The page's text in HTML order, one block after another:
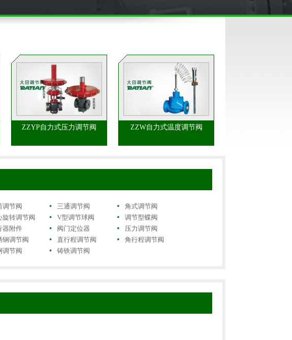
ZZYP自力式压力调节阀 ZZW自力式温度调节阀
调节阀 三通调节阀
角式调节阀
旋转调节阀 V型调节球阀
调节型蝶阀
器附件 阀门定位器
压力调节阀
钢调节阀 直行程调节阀
角行程调节阀
调节阀 铸铁调节阀